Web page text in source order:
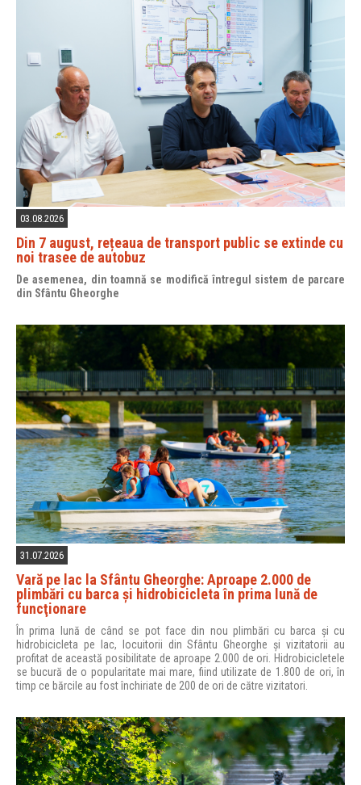
03.08.2026
Din 7 august, rețeaua de transport public se extinde cu
noi trasee de autobuz
De asemenea, din toamnă se modifică întregul sistem de parcare
din Sfântu Gheorghe
31.07.2026
Vară pe lac la Sfântu Gheorghe: Aproape 2.000 de
plimbări cu barca şi hidrobicicleta în prima lună de
funcţionare
În prima lună de când se pot face din nou plimbări cu barca și cu
hidrobicicleta pe lac, locuitorii din Sfântu Gheorghe și vizitatorii au
profitat de această posibilitate de aproape 2.000 de ori. Hidrobicicletele
se bucură de o popularitate mai mare, fiind utilizate de 1.800 de ori, în
timp ce bărcile au fost închiriate de 200 de ori de către vizitatori.